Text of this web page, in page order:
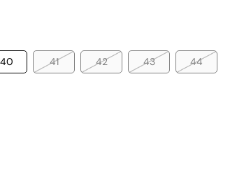
40 41 42 43 44